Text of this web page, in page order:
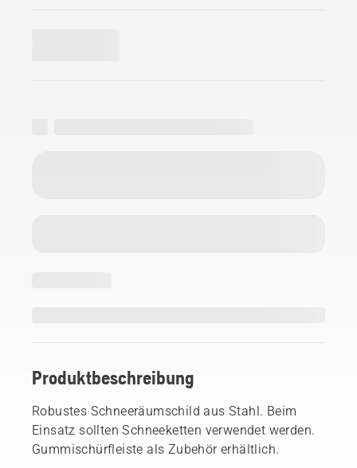
Produktbeschreibung
Robustes Schneeräumschild aus Stahl. Beim
Einsatz sollten Schneeketten verwendet werden.
Gummischürfleiste als Zubehör erhältlich.